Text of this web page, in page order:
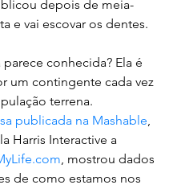
depois de meia-
e vai escovar os dentes.
parece conhecida? Ela é
um contingente cada vez
terrena.
publicada na Mashable,
Harris Interactive a
, mostrou dados
de como estamos nos